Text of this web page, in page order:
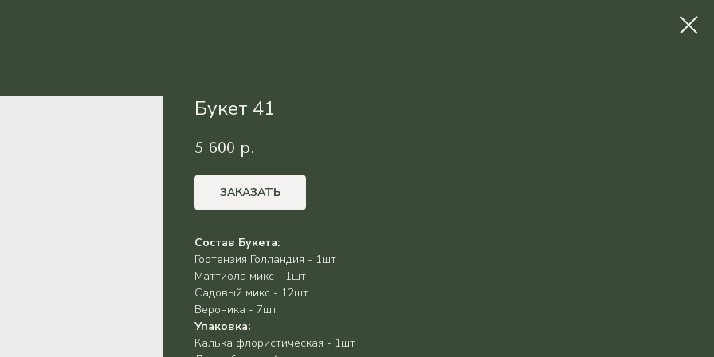
Букет 41
5 600 р.
ЗАКАЗАТЬ
Состав Букета:
Гортензия Голландия - 1шт
Маттиола микс - 1шт
Садовый микс - 12шт
Вероника - 7шт
Упаковка:
Калька флористическая - 1шт